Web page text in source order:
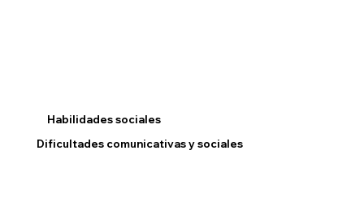
Habilidades sociales
Dificultades comunicativas y sociales